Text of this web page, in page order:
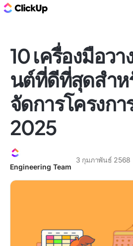
10 เครื่องมือว
นต์ที่ดีที่สุดสำห
จัดการโครงกา
2025
Engineering Team
3 กุมภาพันธ์ 2568